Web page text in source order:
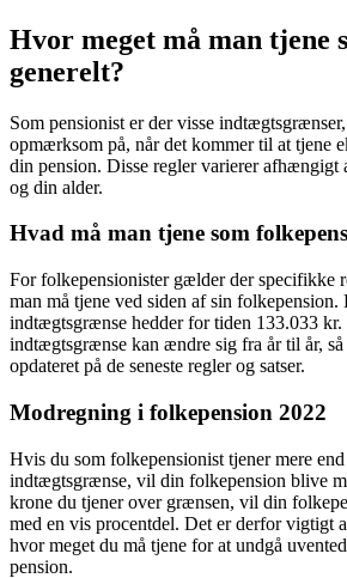
Hvor meget må man tjene
generelt?
Som pensionist er der visse
opmærksom på, når det kommer til at tjene
din pension. Disse regler varierer afhængigt
og din alder.
Hvad må man tjene som
For folkepensionister gælder der specifikke
man må tjene ved siden af sin folkepension.
indtægtsgrænse hedder for tiden 133.033
indtægtsgrænse kan ændre sig fra år til år,
opdateret på de seneste regler og satser.
Modregning i folkepension 2022
Hvis du som folkepensionist tjener mere
indtægtsgrænse, vil din folkepension blive
krone du tjener over grænsen, vil din
med en vis procentdel. Det er derfor vigtigt
hvor meget du må tjene for at undgå
pension.